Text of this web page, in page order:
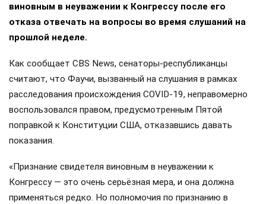
виновным в неуважении к Конгрессу после его
отказа отвечать на вопросы во время слушаний на
прошлой неделе.
Как сообщает CBS News, сенаторы-республиканцы
считают, что Фаучи, вызванный на слушания в рамках
расследования происхождения COVID-19, неправомерно
воспользовался правом, предусмотренным Пятой
поправкой к Конституции США, отказавшись давать
показания.
«Признание свидетеля виновным в неуважении к
Конгрессу — это очень серьёзная мера, и она должна
применяться редко. Но полномочия по признанию в